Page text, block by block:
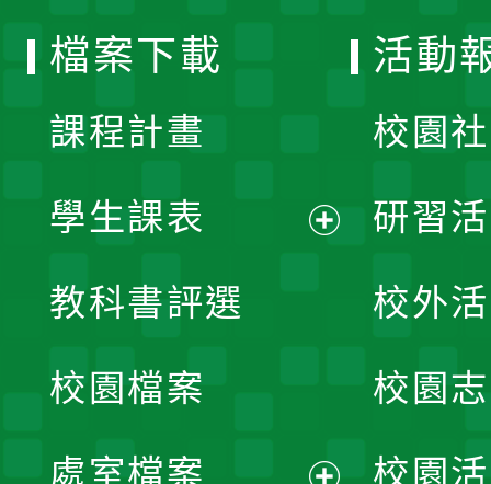
檔案下載
課程計畫
學生課表
單
教科書評選
校園檔案
處室檔案
活動
校園
研習
校外
校園
校園